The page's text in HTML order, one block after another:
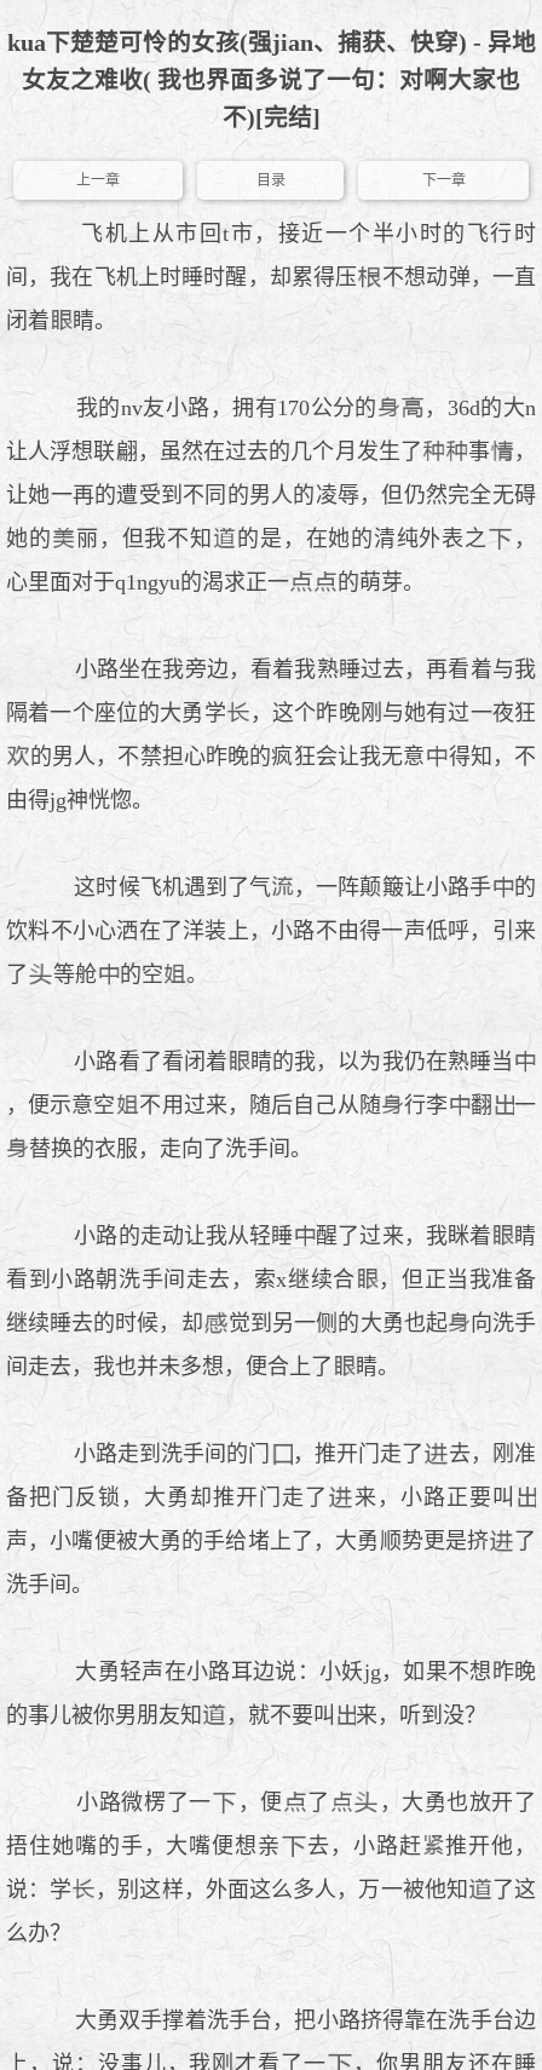
kua下楚楚可怜的女孩(强jian、捕获、快穿) - 异地
女友之难收( 我也界面多说了一句：对啊大家也
不)[完结]
上一章 目录 下一章
飞机上从市回t市，接近一个半小时的飞行时
间，我在飞机上时睡时醒，却累得压
不想动弹，一直
闭着
睛。
我的nv友小路，拥有170公分的
，36d的大n
让人浮想联翩，虽然在过去的几个月发生了
事
，
让她一再的遭受到不同的男人的凌辱，但仍然完全无碍
她的
丽，但我不知 的是，在她的清纯外表之
，
心里面对于q1ngyu的渴求正一
的萌芽。
小路坐在我旁边，看着我熟睡过去，再看着与我
隔着一个座位的大勇学
，这个昨晚刚与她有过一夜狂
的男人，不禁担心昨晚的疯狂会让我无意
得知，不
由得jg神恍惚。
这时候飞机遇到了气 ，一阵颠簸让小路手
的
饮料不小心洒在了洋装上，小路不由得一声低呼，引来
了
等舱 的空 。
小路看了看闭着
睛的我，以为我仍在熟睡当
，便示意空
不用过来，随后自己从随 行李 翻
一
替换的衣服，走向了洗手间。
小路的走动让我从轻睡 醒了过来，我眯着
睛
看到小路朝洗手间走去，索x继续合
，但正当我准备
继续睡去的时候，却
觉到另一侧的大勇也起
向洗手
间走去，我也并未多想，便合上了
睛。
小路走到洗手间的门 ，推开门走了
去，刚准
备把门反锁，大勇却推开门走了
来，小路正要叫
声，小嘴便被大勇的手给堵上了，大勇顺势更是挤
了
洗手间。
大勇轻声在小路耳边说：小妖jg，如果不想昨晚
的事儿被你男朋友知
，就不要叫 来，听到没？
小路微楞了一 ，便 了
，大勇也放开了
捂住她嘴的手，大嘴便想亲
去，小路赶
推开他，
说：学
，别这样，外面这么多人，万一被他知
了这
么办？
大勇双手撑着洗手台，把小路挤得靠在洗手台边
上，说：没事儿，我刚才看了一
，你男朋友还在睡